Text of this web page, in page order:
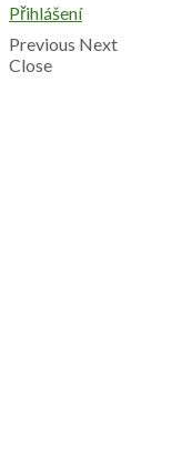
Přihlášení
Previous Next
Close